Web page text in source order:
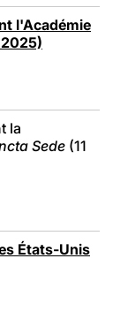
l'Académie
la
Sede (11
États-Unis